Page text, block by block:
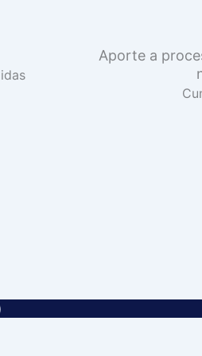
Aporte a